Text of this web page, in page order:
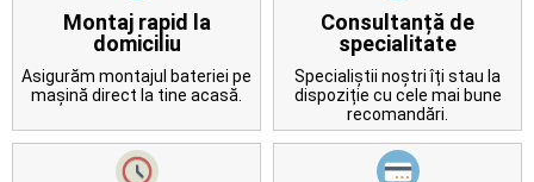
Contact
Montaj rapid la
domiciliu
Asigurăm montajul bateriei pe
mașină direct la tine acasă.
Consultanță de
specialitate
Specialiștii noștri îți stau la
dispoziție cu cele mai bune
recomandări.